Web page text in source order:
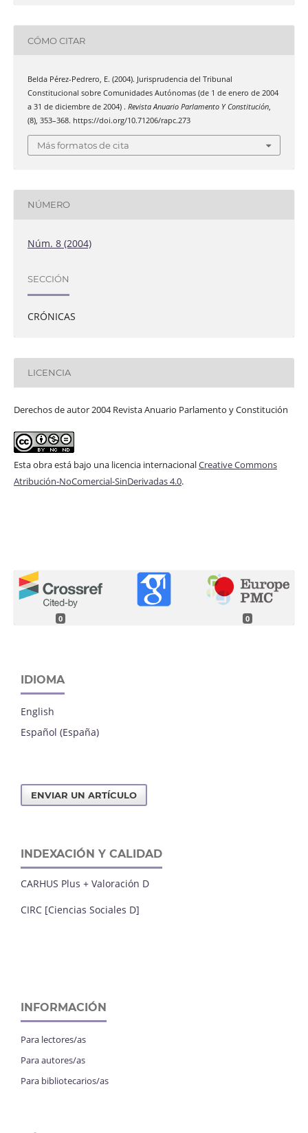
CÓMO CITAR
Belda Pérez-Pedrero, E. (2004). Jurisprudencia del Tribunal
Constitucional sobre Comunidades Autónomas (de 1 de enero de 2004
a 31 de diciembre de 2004) . Revista Anuario Parlamento Y Constitución,
(8), 353–368. https://doi.org/10.71206/rapc.273
Más formatos de cita
NÚMERO
Núm. 8 (2004)
SECCIÓN
CRÓNICAS
LICENCIA
Derechos de autor 2004 Revista Anuario Parlamento y Constitución
Esta obra está bajo una licencia internacionalCreative Commons
Atribución-NoComercial-SinDerivadas 4.0.
0 0
IDIOMA
English
Español (España)
ENVIAR UN ARTÍCULO
INDEXACIÓN Y CALIDAD
CARHUS Plus + Valoración D
CIRC [Ciencias Sociales D]
INFORMACIÓN
Para lectores/as
Para autores/as
Para bibliotecarios/as